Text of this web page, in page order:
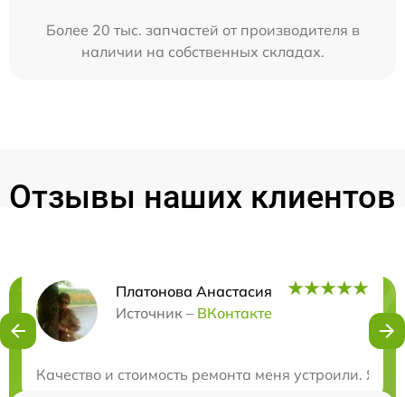
Более 20 тыс. запчастей от производителя в
наличии на собственных складах.
Отзывы наших клиентов
Платонова Анастасия
Источник – ВКонтакте
Качество и стоимость ремонта меня устроили. Я
Нужна консультация?